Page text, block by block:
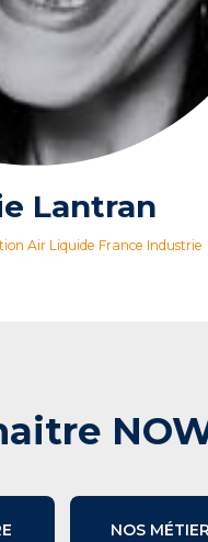
Lantran
Air Liquide France Industrie
NOS